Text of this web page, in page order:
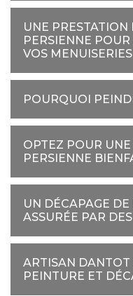
UNE PRESTATION
PERSIENNE
VOS
POURQUOI
OPTEZ POUR
PERSIENNE
UN DÉCAPAGE
ASSURÉE PAR
ARTISAN DANTOT
PEINTURE ET